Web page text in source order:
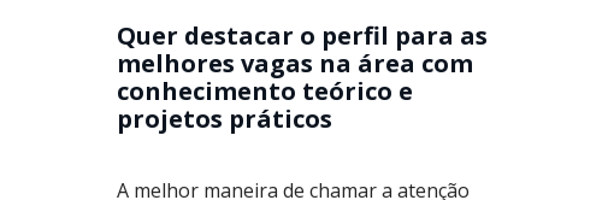
Quer destacar o perfil para as
melhores vagas na área com
conhecimento teórico e
projetos práticos
A melhor maneira de chamar a atenção